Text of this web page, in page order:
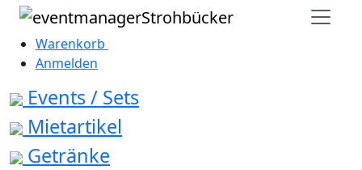
Warenkorb
Anmelden
Events / Sets
Mietartikel
Getränke